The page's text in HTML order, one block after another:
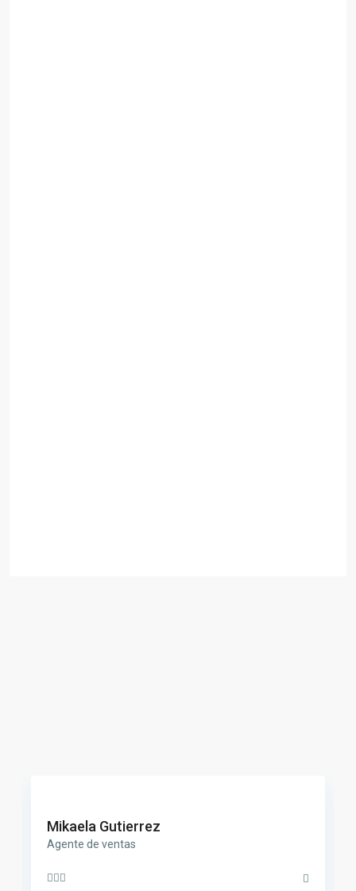
Mikaela Gutierrez
Agente de ventas